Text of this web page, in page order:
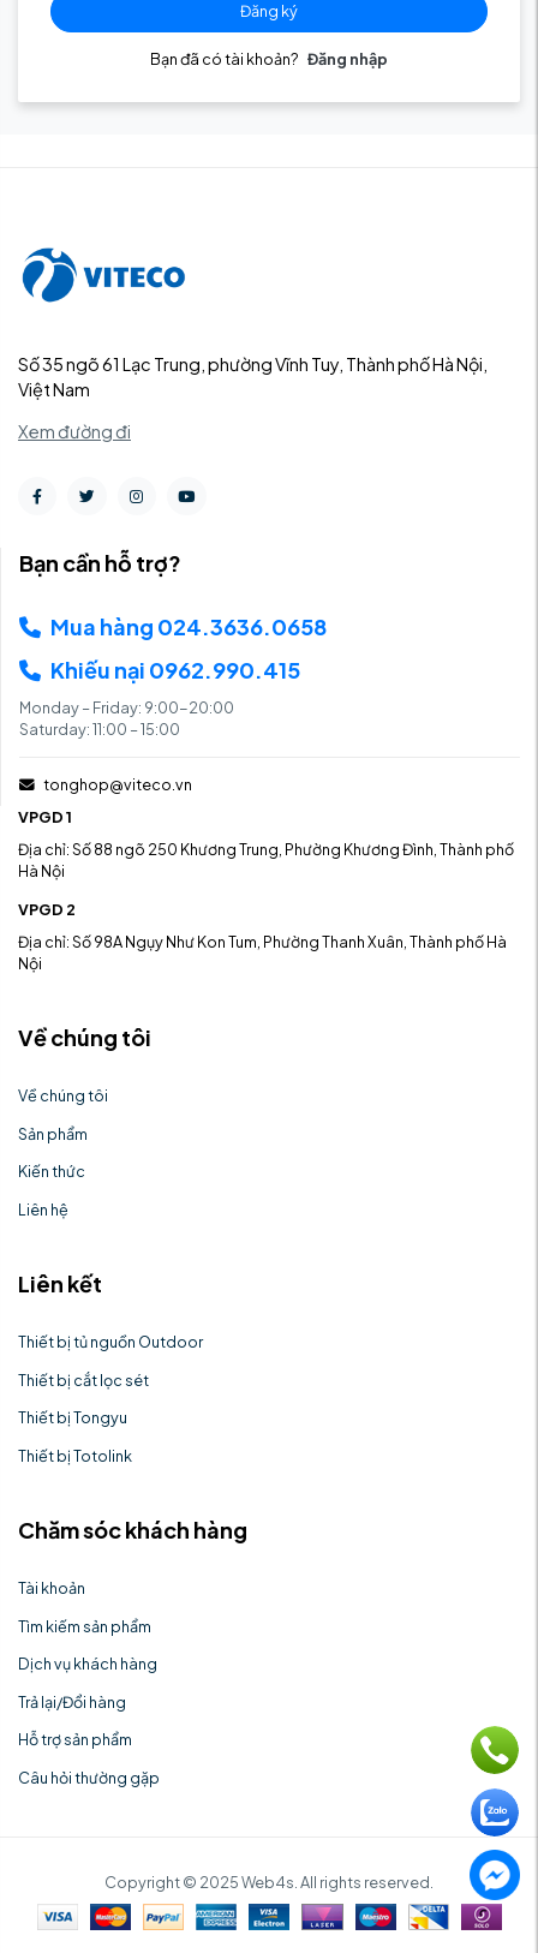
Đăng ký
Bạn đã có tài khoản? Đăng nhập
Số 35 ngõ 61 Lạc Trung, phường Vĩnh Tuy, Thành phố Hà Nội,
Việt Nam
Xem đường đi
Bạn cần hỗ trợ?
Mua hàng 024.3636.0658
Khiếu nại 0962.990.415
Monday – Friday: 9:00-20:00
Saturday: 11:00 – 15:00
tonghop@viteco.vn
VPGD 1
Địa chỉ: Số 88 ngõ 250 Khương Trung, Phường Khương Đình, Thành phố
Hà Nội
VPGD 2
Địa chỉ: Số 98A Ngụy Như Kon Tum, Phường Thanh Xuân, Thành phố Hà
Nội
Về chúng tôi
Về chúng tôi
Sản phẩm
Kiến thức
Liên hệ
Liên kết
Thiết bị tủ nguồn Outdoor
Thiết bị cắt lọc sét
Thiết bị Tongyu
Thiết bị Totolink
Chăm sóc khách hàng
Tài khoản
Tìm kiếm sản phẩm
Dịch vụ khách hàng
Trả lại/Đổi hàng
Hỗ trợ sản phẩm
Câu hỏi thường gặp
Copyright © 2025 Web4s. All rights reserved.